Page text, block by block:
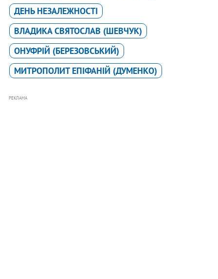
ДЕНЬ НЕЗАЛЕЖНОСТІ
ВЛАДИКА СВЯТОСЛАВ (ШЕВЧУК)
ОНУФРІЙ (БЕРЕЗОВСЬКИЙ)
МИТРОПОЛИТ ЕПІФАНІЙ (ДУМЕНКО)
РЕКЛАМА